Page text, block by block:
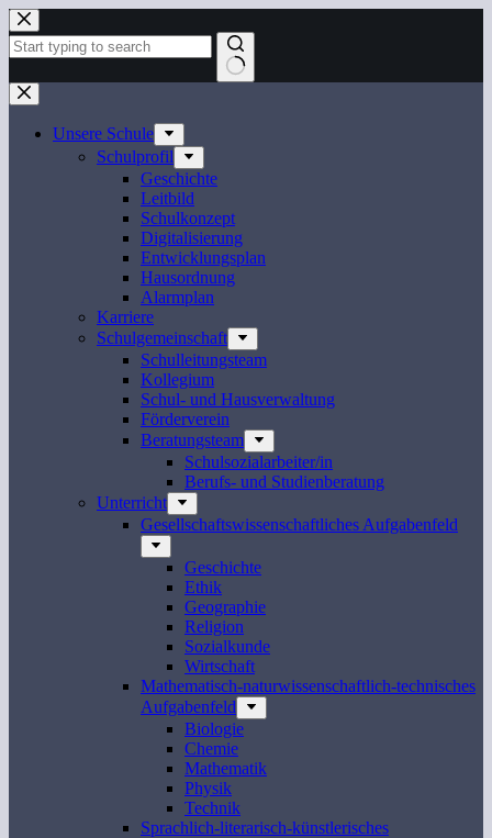
Zum
Inhalt
springen
Keine
Ergebnisse
Unsere Schule
Schulprofil
Geschichte
Leitbild
Schulkonzept
Digitalisierung
Entwicklungsplan
Hausordnung
Alarmplan
Karriere
Schulgemeinschaft
Schulleitungsteam
Kollegium
Schul- und Hausverwaltung
Förderverein
Beratungsteam
Schulsozialarbeiter/in
Berufs- und Studienberatung
Unterricht
Gesellschaftswissenschaftliches Aufgabenfeld
Geschichte
Ethik
Geographie
Religion
Sozialkunde
Wirtschaft
Mathematisch-naturwissenschaftlich-technisches
Aufgabenfeld
Biologie
Chemie
Mathematik
Physik
Technik
Sprachlich-literarisch-künstlerisches